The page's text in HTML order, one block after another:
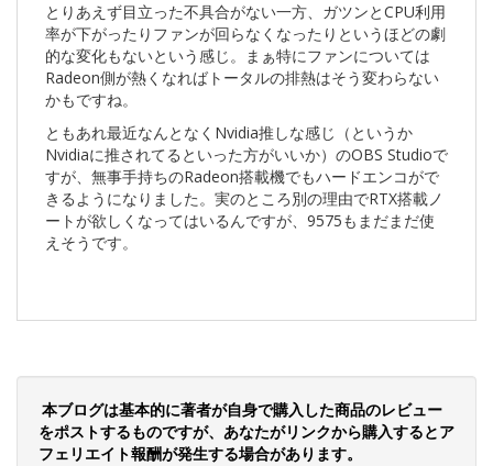
とりあえず目立った不具合がない一方、ガツンとCPU利用
率が下がったりファンが回らなくなったりというほどの劇
的な変化もないという感じ。まぁ特にファンについては
Radeon側が熱くなればトータルの排熱はそう変わらない
かもですね。
ともあれ最近なんとなくNvidia推しな感じ（というか
Nvidiaに推されてるといった方がいいか）のOBS Studioで
すが、無事手持ちのRadeon搭載機でもハードエンコがで
きるようになりました。実のところ別の理由でRTX搭載ノ
ートが欲しくなってはいるんですが、9575もまだまだ使
えそうです。
本ブログは基本的に著者が自身で購入した商品のレビュー
をポストするものですが、あなたがリンクから購入するとア
フェリエイト報酬が発生する場合があります。